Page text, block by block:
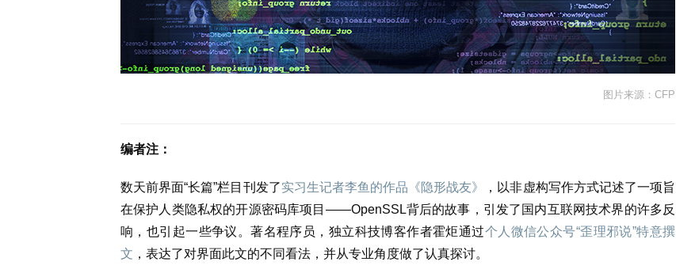
图片来源：CFP
编者注：
数天前界面“长篇”栏目刊发了实习生记者李鱼的作品《隐形战友》
，以非虚构写作方式记述了一项旨
在保护人类隐私权的开源密码库项目——OpenSSL背后的故事，引发了国内互联网技术界的许多反
响，也引起一些争议。著名程序员，独立科技博客作者霍炬通过个人微信公众号“歪理邪说”特意撰
文 ，表达了对界面此文的不同看法，并从专业角度做了认真探讨。